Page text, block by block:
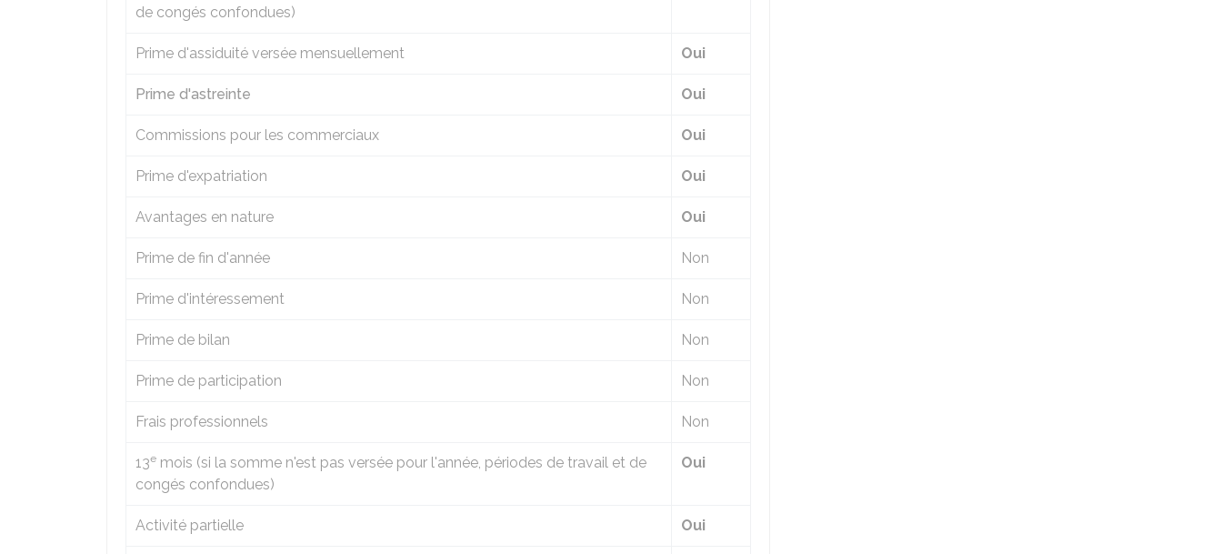
de congés confondues)
Prime d'assiduité versée mensuellement Oui
Prime d'astreinte Oui
Commissions pour les commerciaux Oui
Prime d'expatriation Oui
Avantages en nature Oui
Prime de fin d'année Non
Prime d'intéressement Non
Prime de bilan Non
Prime de participation Non
Frais professionnels Non
13e mois (si la somme n'est pas versée pour l'année, périodes de travail et de
congés confondues)
Oui
Activité partielle Oui